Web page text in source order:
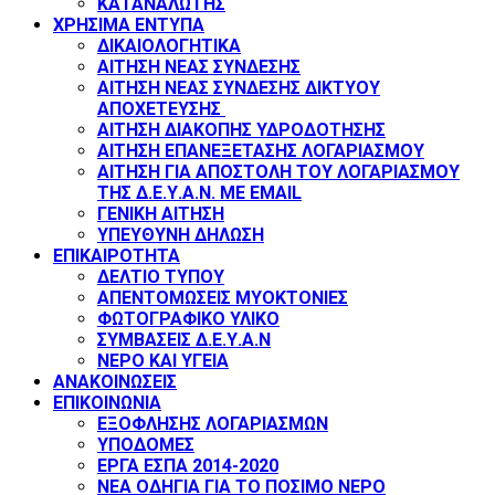
ΧΡΗΣΙΜΑ ΕΝΤΥΠΑ
ΔΙΚΑΙΟΛΟΓΗΤΙΚΑ
ΑΙΤΗΣΗ ΝΕΑΣ ΣΥΝΔΕΣΗΣ
ΑΙΤΗΣΗ ΝΕΑΣ ΣΥΝΔΕΣΗΣ ΔΙΚΤΥΟΥ
ΑΠΟΧΕΤΕΥΣΗΣ
ΑΙΤΗΣΗ ΔΙΑΚΟΠΗΣ ΥΔΡΟΔΟΤΗΣΗΣ
ΑΙΤΗΣΗ ΕΠΑΝΕΞΕΤΑΣΗΣ ΛΟΓΑΡΙΑΣΜΟΥ
ΑΙΤΗΣΗ ΓΙΑ ΑΠΟΣΤΟΛΗ ΤΟΥ ΛΟΓΑΡΙΑΣΜΟΥ
ΤΗΣ Δ.Ε.Υ.Α.Ν. ΜΕ EMAIL
ΓΕΝΙΚΗ ΑΙΤΗΣΗ
ΥΠΕΥΘΥΝΗ ΔΗΛΩΣΗ
ΕΠΙΚΑΙΡΟΤΗΤΑ
ΔΕΛΤΙΟ ΤΥΠΟΥ
ΑΠΕΝΤΟΜΩΣΕΙΣ ΜΥΟΚΤΟΝΙΕΣ
ΦΩΤΟΓΡΑΦΙΚΟ ΥΛΙΚΟ
ΣΥΜΒΑΣΕΙΣ Δ.Ε.Υ.Α.Ν
ΝΕΡΟ ΚΑΙ ΥΓΕΙΑ
ΑΝΑΚΟΙΝΩΣΕΙΣ
ΕΠΙΚΟΙΝΩΝΙΑ
ΕΞΟΦΛΗΣΗΣ ΛΟΓΑΡΙΑΣΜΩΝ
ΥΠΟΔΟΜΕΣ
ΕΡΓΑ ΕΣΠΑ 2014-2020
ΝΕΑ ΟΔΗΓΙΑ ΓΙΑ ΤΟ ΠΟΣΙΜΟ ΝΕΡΟ